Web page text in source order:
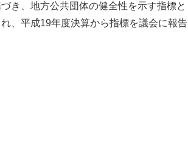
き、地方公共団体の健全性を示す指標と
、平成19年度決算から指標を議会に報告